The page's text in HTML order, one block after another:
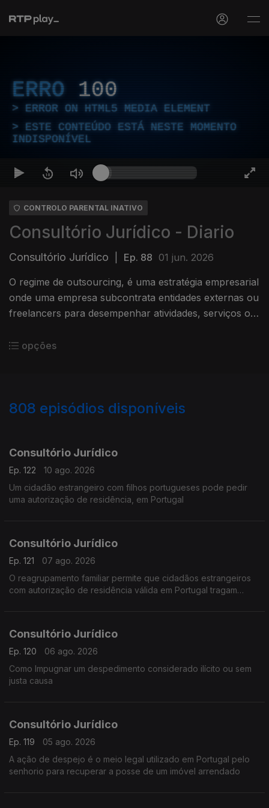
ERRO 100
ERROR ON HTML5 MEDIA ELEMENT
ESTE CONTEÚDO ESTÁ NESTE MOMENTO
INDISPONÍVEL
CONTROLO PARENTAL INATIVO
Consultório Jurídico - Diario
Consultório Jurídico Ep. 88 01 jun. 2026
O regime de outsourcing, é uma estratégia empresarial
onde uma empresa subcontrata entidades externas ou
freelancers para desempenhar atividades, serviços ou
opções
808 episódios disponíveis
Consultório Jurídico
Ep. 122
10 ago. 2026
Um cidadão estrangeiro com filhos portugueses pode pedir
uma autorização de residência, em Portugal
Consultório Jurídico
Ep. 121
07 ago. 2026
O reagrupamento familiar permite que cidadãos estrangeiros
com autorização de residência válida em Portugal tragam
Consultório Jurídico
Ep. 120
06 ago. 2026
Como Impugnar um despedimento considerado ilícito ou sem
justa causa
Consultório Jurídico
Ep. 119
05 ago. 2026
A ação de despejo é o meio legal utilizado em Portugal pelo
senhorio para recuperar a posse de um imóvel arrendado